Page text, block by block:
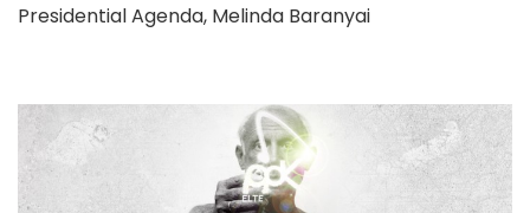
Presidential Agenda, Melinda Baranyai